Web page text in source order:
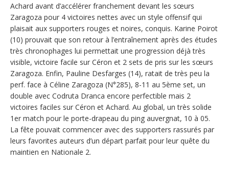
Achard avant d’accélérer franchement devant les sœurs
Zaragoza pour 4 victoires nettes avec un style offensif qui
plaisait aux supporters rouges et noires, conquis. Karine Poirot
(10) prouvait que son retour à l’entraînement après des études
très chronophages lui permettait une progression déjà très
visible, victoire facile sur Céron et 2 sets de pris sur les sœurs
Zaragoza. Enfin, Pauline Desfarges (14), ratait de très peu la
perf. face à Céline Zaragoza (N°285), 8-11 au 5ème set, un
double avec Codruta Dranca encore perfectible mais 2
victoires faciles sur Céron et Achard. Au global, un très solide
1er match pour le porte-drapeau du ping auvergnat, 10 à 05.
La fête pouvait commencer avec des supporters rassurés par
leurs favorites auteurs d’un départ parfait pour leur quête du
maintien en Nationale 2.